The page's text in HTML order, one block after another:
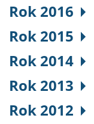
Rok 2016
Rok 2015
Rok 2014
Rok 2013
Rok 2012